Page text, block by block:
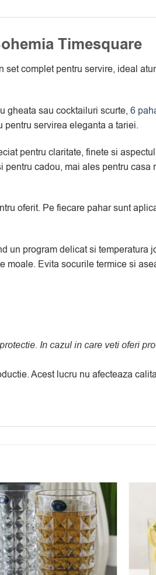
Timesquare
complet pentru servire, ideal
gheata sau cocktailuri scurte, 6
pentru servirea eleganta a tariei.
pentru claritate, finete si
cadou, mai ales pentru
oferit. Pe fiecare pahar sunt
program delicat si temperatura
Evita socurile termice si
In cazul in care veti oferi
Acest lucru nu afecteaza